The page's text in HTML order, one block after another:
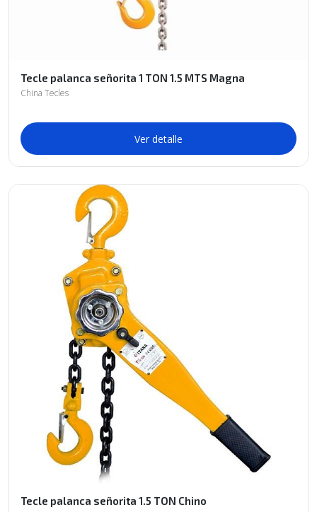
Tecle palanca señorita 1 TON 1.5 MTS Magna
China Tecles
Ver detalle
Tecle palanca señorita 1.5 TON Chino